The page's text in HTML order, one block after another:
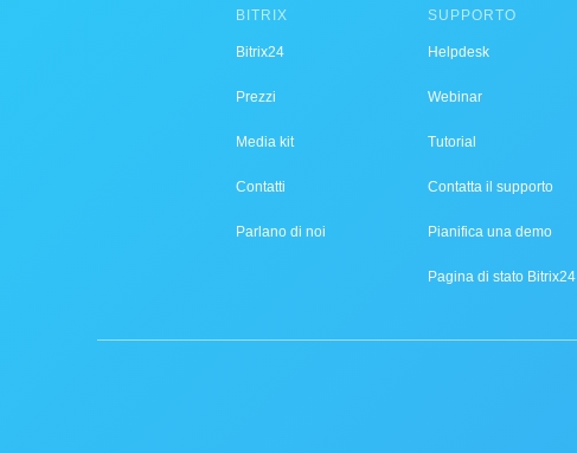
BITRIX
Bitrix24
Prezzi
Media kit
Contatti
Parlano di noi
SUPPORTO
Helpdesk
Webinar
Tutorial
Contatta il supporto
Pianifica una demo
Pagina di stato Bitrix24